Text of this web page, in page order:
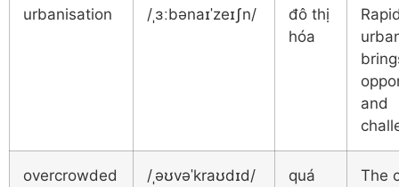
urbanisation /ˌɜːbənaɪˈzeɪʃn/
đô thị
hóa
and
overcrowded /ˌəʊvəˈkraʊdɪd/
quá
The